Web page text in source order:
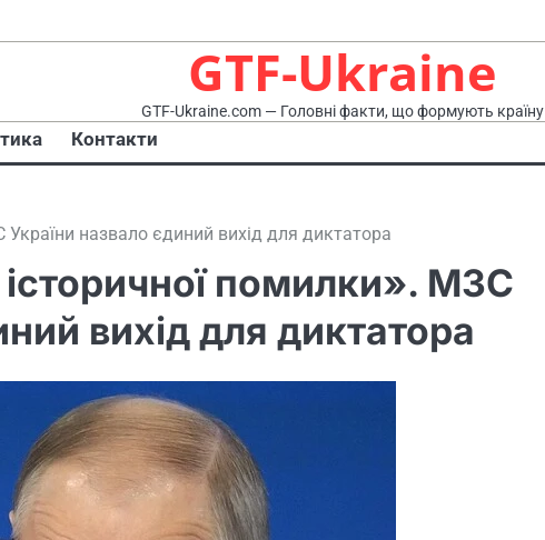
GTF-Ukraine
GTF-Ukraine.com — Головні факти, що формують країну
Контакти
назвало єдиний вихід для диктатора
помилки». МЗС
вихід для диктатора